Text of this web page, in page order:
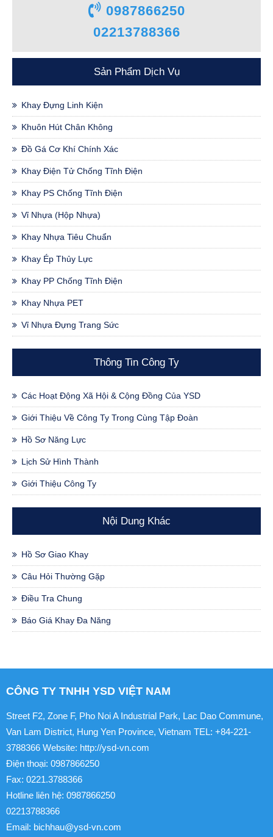
0987866250
02213788366
Sản Phẩm Dịch Vụ
Khay Đựng Linh Kiện
Khuôn Hút Chân Không
Đồ Gá Cơ Khí Chính Xác
Khay Điện Tử Chống Tĩnh Điện
Khay PS Chống Tĩnh Điện
Vỉ Nhựa (hộp Nhựa)
Khay Nhựa Tiêu Chuẩn
Khay Ép Thủy Lực
Khay PP Chống Tĩnh Điện
Khay Nhựa PET
Vỉ Nhựa Đựng Trang Sức
Thông Tin Công Ty
Các Hoạt Động Xã Hội & Cộng Đồng Của YSD
Giới Thiệu Về Công Ty Trong Cùng Tập Đoàn
Hồ Sơ Năng Lực
Lịch Sử Hình Thành
Giới Thiệu Công Ty
Nội Dung Khác
Hồ Sơ Giao Khay
Câu Hỏi Thường Gặp
Điều Tra Chung
Báo Giá Khay Đa Năng
CÔNG TY TNHH YSD VIỆT NAM
Street F2, Zone F, Pho Noi A Industrial Park, Lac Dao Commune,
Van Lam District, Hung Yen Province, Vietnam TEL: +84-221-
3788366 Website: http://ysd-vn.com
Điện thoại: 0987866250
Fax: 0221.3788366
Hotline liên hệ: 0987866250
02213788366
Email: bichhau@ysd-vn.com